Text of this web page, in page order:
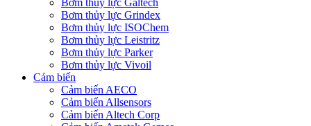
Bơm thủy lực Grindex
Bơm thủy lực ISOChem
Bơm thủy lực Leistritz
Bơm thủy lực Parker
Bơm thủy lực Vivoil
Cảm biến
Cảm biến AECO
Cảm biến Allsensors
Cảm biến Altech Corp